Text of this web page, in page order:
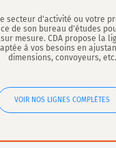
secteur d'activité ou votre
de son bureau d'études
mesure. CDA propose la
à vos besoins en
dimensions, convoyeurs, etc.
VOIR NOS LIGNES COMPLÈTES